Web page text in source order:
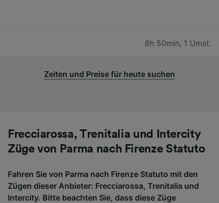
8h 50min, 1 Umst.
Zeiten und Preise für heute suchen
Frecciarossa, Trenitalia und Intercity
Züge von Parma nach Firenze Statuto
Fahren Sie von Parma nach Firenze Statuto mit den
Zügen dieser Anbieter: Frecciarossa, Trenitalia und
Intercity. Bitte beachten Sie, dass diese Züge